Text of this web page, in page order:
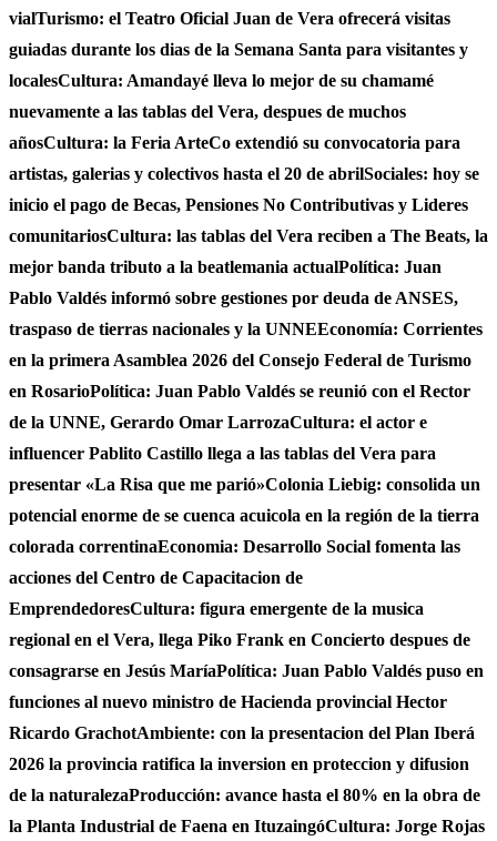
vialTurismo: el Teatro Oficial Juan de Vera ofrecerá visitas
guiadas durante los dias de la Semana Santa para visitantes y
localesCultura: Amandayé lleva lo mejor de su chamamé
nuevamente a las tablas del Vera, despues de muchos
añosCultura: la Feria ArteCo extendió su convocatoria para
artistas, galerias y colectivos hasta el 20 de abrilSociales: hoy se
inicio el pago de Becas, Pensiones No Contributivas y Lideres
comunitariosCultura: las tablas del Vera reciben a The Beats, la
mejor banda tributo a la beatlemania actualPolítica: Juan
Pablo Valdés informó sobre gestiones por deuda de ANSES,
traspaso de tierras nacionales y la UNNEEconomía: Corrientes
en la primera Asamblea 2026 del Consejo Federal de Turismo
en RosarioPolítica: Juan Pablo Valdés se reunió con el Rector
de la UNNE, Gerardo Omar LarrozaCultura: el actor e
influencer Pablito Castillo llega a las tablas del Vera para
presentar «La Risa que me parió»Colonia Liebig: consolida un
potencial enorme de se cuenca acuicola en la región de la tierra
colorada correntinaEconomia: Desarrollo Social fomenta las
acciones del Centro de Capacitacion de
EmprendedoresCultura: figura emergente de la musica
regional en el Vera, llega Piko Frank en Concierto despues de
consagrarse en Jesús MaríaPolítica: Juan Pablo Valdés puso en
funciones al nuevo ministro de Hacienda provincial Hector
Ricardo GrachotAmbiente: con la presentacion del Plan Iberá
2026 la provincia ratifica la inversion en proteccion y difusion
de la naturalezaProducción: avance hasta el 80% en la obra de
la Planta Industrial de Faena en ItuzaingóCultura: Jorge Rojas